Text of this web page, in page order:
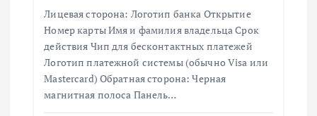
Лицевая сторона: Логотип банка Открытие
Номер карты Имя и фамилия владельца Срок
действия Чип для бесконтактных платежей
Логотип платежной системы (обычно Visa или
Mastercard) Обратная сторона: Черная
магнитная полоса Панель…